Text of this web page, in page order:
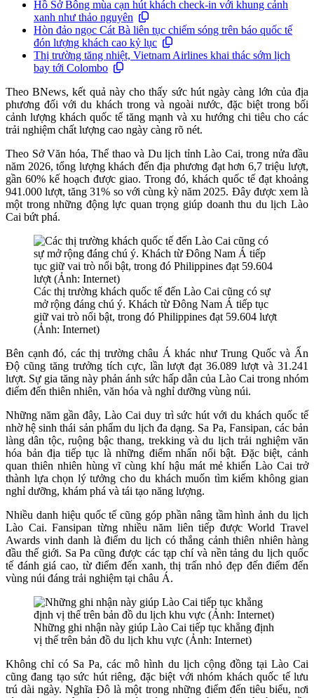
Hồ Sở Bông mùa cạn hút khách check-in với khung cảnh
xanh như thảo nguyên
Hòn đảo ngọc Cát Bà liên tục chiếm sóng trên báo quốc tế
đón lượng khách cao kỷ lục
Thị trường tăng nhiệt, Vietnam Airlines khai thác sớm lịch
bay tới Colombo
Theo BNews, kết quả này cho thấy sức hút ngày càng lớn của địa
phương đối với du khách trong và ngoài nước, đặc biệt trong bối
cảnh lượng khách quốc tế tăng mạnh và xu hướng chi tiêu cho các
trải nghiệm chất lượng cao ngày càng rõ nét.
Theo Sở Văn hóa, Thể thao và Du lịch tỉnh Lào Cai, trong nửa đầu
năm 2026, tổng lượng khách đến địa phương đạt hơn 6,7 triệu lượt,
gần 60% kế hoạch được giao. Trong đó, khách quốc tế đạt khoảng
941.000 lượt, tăng 31% so với cùng kỳ năm 2025. Đây được xem là
một trong những động lực quan trọng giúp doanh thu du lịch Lào
Cai bứt phá.
Các thị trường khách quốc tế đến Lào Cai cũng có sự
mở rộng đáng chú ý. Khách từ Đông Nam Á tiếp tục
giữ vai trò nổi bật, trong đó Philippines đạt 59.604 lượt
(Ảnh: Internet)
Bên cạnh đó, các thị trường châu Á khác như Trung Quốc và Ấn
Độ cũng tăng trưởng tích cực, lần lượt đạt 36.089 lượt và 31.241
lượt. Sự gia tăng này phản ánh sức hấp dẫn của Lào Cai trong nhóm
điểm đến thiên nhiên, văn hóa và nghỉ dưỡng vùng núi.
Những năm gần đây, Lào Cai duy trì sức hút với du khách quốc tế
nhờ hệ sinh thái sản phẩm du lịch đa dạng. Sa Pa, Fansipan, các bản
làng dân tộc, ruộng bậc thang, trekking và du lịch trải nghiệm văn
hóa bản địa tiếp tục là những điểm nhấn nổi bật. Đặc biệt, cảnh
quan thiên nhiên hùng vĩ cùng khí hậu mát mẻ khiến Lào Cai trở
thành lựa chọn lý tưởng cho du khách muốn tìm kiếm không gian
nghỉ dưỡng, khám phá và tái tạo năng lượng.
Nhiều danh hiệu quốc tế cũng góp phần nâng tầm hình ảnh du lịch
Lào Cai. Fansipan từng nhiều năm liên tiếp được World Travel
Awards vinh danh là điểm du lịch có thắng cảnh thiên nhiên hàng
đầu thế giới. Sa Pa cũng được các tạp chí và nền tảng du lịch quốc
tế đánh giá cao, từ điểm đến xanh, thị trấn nhỏ đẹp đến điểm đến
vùng núi đáng trải nghiệm tại châu Á.
Những ghi nhận này giúp Lào Cai tiếp tục khẳng định
vị thế trên bản đồ du lịch khu vực (Ảnh: Internet)
Không chỉ có Sa Pa, các mô hình du lịch cộng đồng tại Lào Cai
cũng đang tạo sức hút riêng, đặc biệt với nhóm khách quốc tế lưu
trú dài ngày. Nghĩa Đô là một trong những điểm đến tiêu biểu, nơi